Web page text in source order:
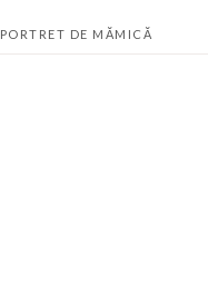
PORTRET DE MĂMICĂ